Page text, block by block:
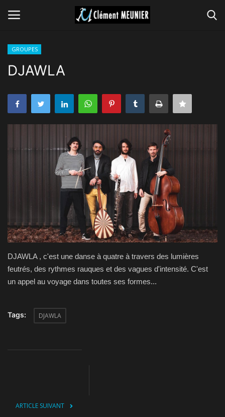
CONCERTS
CONTACT
GROUPES
DJAWLA
DJAWLA , c'est une danse à quatre à travers des lumières
feutrés, des rythmes rauques et des vagues d'intensité. C'est
un appel au voyage dans toutes ses formes...
Tags: DJAWLA
ARTICLE SUIVANT